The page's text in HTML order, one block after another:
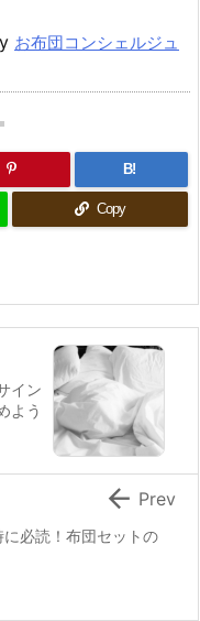
お布団コンシェルジュ
B!
Copy
イン
よう
必読！布団セットの
 Prev